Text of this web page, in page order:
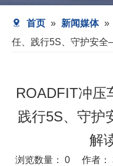
首页 » 新闻媒体 »
任、践行5S、守护安
ROADFIT冲压
践行5S、守
解
浏览数量： 0作者：